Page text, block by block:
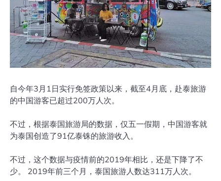
自今年3月1日实行免签政策以来，截至4月底，赴泰旅游
的中国游客已超过200万人次。
不过，根据泰国旅游局的数据，仅五一假期，中国游客就
为泰国创造了91亿泰铢的旅游收入。
不过，这个数据与疫情前的2019年相比，还是下降了不
少。 2019年前三个月，泰国旅游人数达311万人次。